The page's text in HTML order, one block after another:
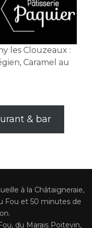
les Clouzeaux :
Caramel au
& bar
à la Châtaigneraie,
Fou et 50 minutes de
du Marais Poitevin,